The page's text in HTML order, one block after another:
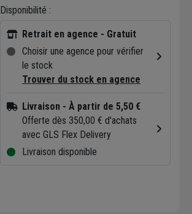
Disponibilité :
Retrait en agence - Gratuit
Choisir une agence pour vérifier
le stock
Trouver du stock en agence
Livraison - À partir de 5,50 €
Offerte dès 350,00 € d'achats
avec GLS Flex Delivery
Livraison disponible